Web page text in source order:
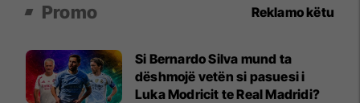
Promo Reklamo këtu
Si Bernardo Silva mund ta
dëshmojë vetën si pasuesi i
Luka Modricit te Real Madridi?